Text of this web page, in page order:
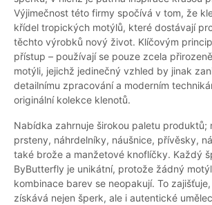
Výjimečnost této firmy spočívá v tom, že
křídel tropických motýlů, které dostávají
těchto výrobků nový život. Klíčovým
přístup – používají se pouze zcela
motýli, jejichž jedinečný vzhled by jinak
detailnímu zpracování a moderním
originální kolekce klenotů.
Nabídka zahrnuje širokou paletu produktů;
prsteny, náhrdelníky, náušnice, přívěsky,
také brože a manžetové knoflíčky. Každý
ByButterfly je unikátní, protože žádný
kombinace barev se neopakují. To
získává nejen šperk, ale i autentické